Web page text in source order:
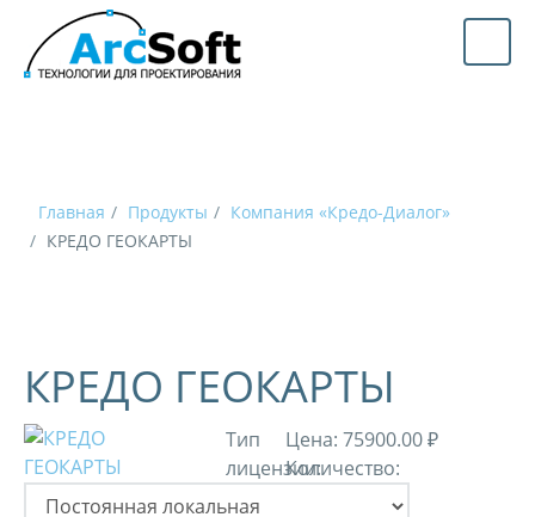
Главная Продукты
Компания «Кредо-Диалог»
КРЕДО ГЕОКАРТЫ
КРЕДО ГЕОКАРТЫ
Тип
лицензии:
Цена:75900.00 ₽
Количество: